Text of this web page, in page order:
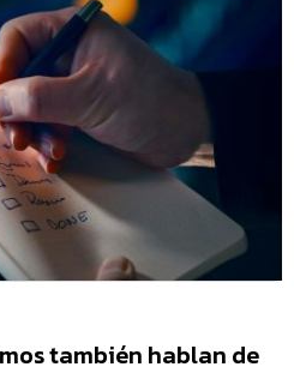
también hablan de